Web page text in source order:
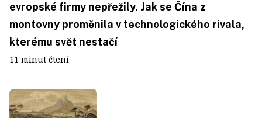
evropské firmy nepřežily. Jak se Čína z
montovny proměnila v technologického rivala,
kterému svět nestačí
11 minut čtení